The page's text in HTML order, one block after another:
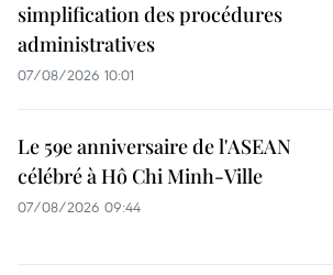
simplification des procédures
administratives
07/08/2026 10:01
Le 59e anniversaire de l'ASEAN
célébré à Hô Chi Minh-Ville
07/08/2026 09:44